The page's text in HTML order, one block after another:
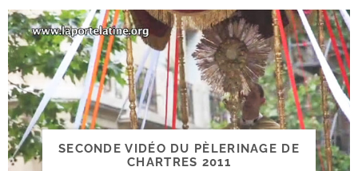
SECONDE VIDÉO DU PÈLERINAGE DE
CHARTRES 2011